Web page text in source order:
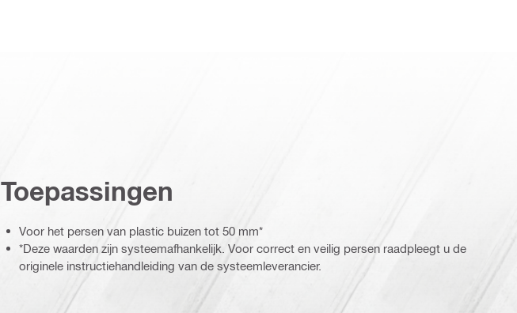
Toepassingen
Voor het persen van plastic buizen tot 50 mm*
*Deze waarden zijn systeemafhankelijk. Voor correct en veilig persen raadpleegt u de
originele instructiehandleiding van de systeemleverancier.